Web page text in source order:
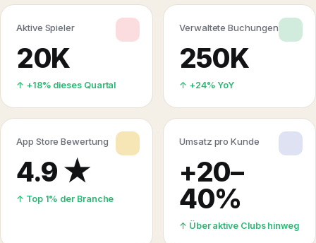
Aktive Spieler
20K
↑ +18% dieses Quartal
Verwaltete Buchungen
250K
↑ +24% YoY
App Store Bewertung
4.9 ★
↑ Top 1% der Branche
Umsatz pro Kunde
+20–
40%
↑ Über aktive Clubs hinweg